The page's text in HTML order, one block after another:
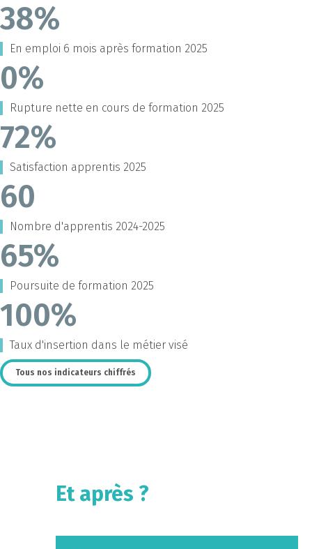
38%
En emploi 6 mois après formation 2025
0%
Rupture nette en cours de formation 2025
72%
Satisfaction apprentis 2025
60
Nombre d'apprentis 2024-2025
65%
Poursuite de formation 2025
100%
Taux d'insertion dans le métier visé
Tous nos indicateurs chiffrés
Et après ?